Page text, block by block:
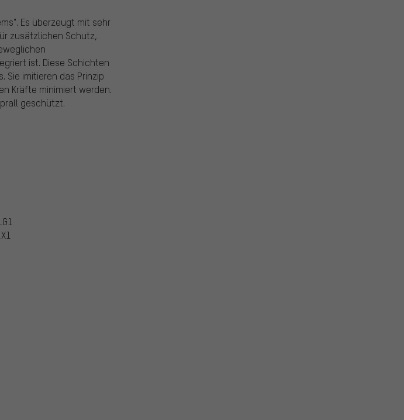
Es überzeugt mit sehr
zusätzlichen Schutz,
ist. Diese Schichten
Sie imitieren das Prinzip
Kräfte minimiert werden.
geschützt.